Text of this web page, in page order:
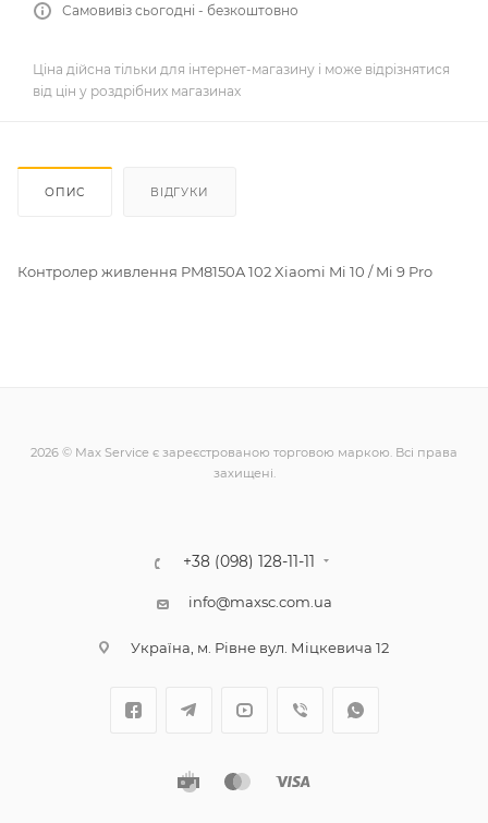
Самовивіз сьогодні - безкоштовно
Ціна дійсна тільки для інтернет-магазину і може відрізнятися
від цін у роздрібних магазинах
ОПИС ВІДГУКИ
Контролер живлення PM8150A 102 Xiaomi Mi 10 / Mi 9 Pro
2026 © Max Service є зареєстрованою торговою маркою. Всі права
захищені.
+38 (098) 128-11-11
info@maxsc.com.ua
Українa, м. Рівне вул. Міцкевича 12